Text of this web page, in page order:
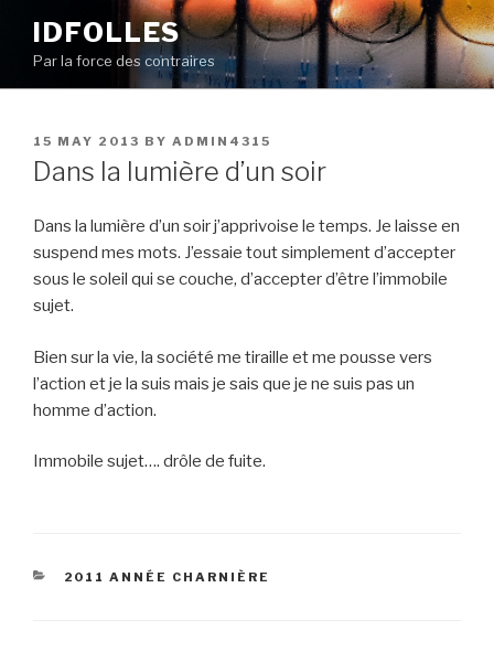
content
IDFOLLES
Par la force des contraires
POSTED
ON
15 MAY 2013 BY ADMIN4315
Dans la lumière d’un soir
Dans la lumière d’un soir j’apprivoise le temps. Je laisse en
suspend mes mots. J’essaie tout simplement d’accepter
sous le soleil qui se couche, d’accepter d’être l’immobile
sujet.
Bien sur la vie, la société me tiraille et me pousse vers
l’action et je la suis mais je sais que je ne suis pas un
homme d’action.
Immobile sujet…. drôle de fuite.
CATEGORIES
2011 ANNÉE CHARNIÈRE